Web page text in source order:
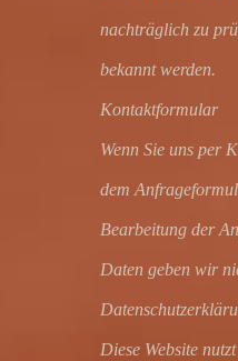
nachträglich zu
bekannt werden.
Kontaktformular
Wenn Sie uns per
dem
Bearbeitung der
Daten geben wir
Diese Website